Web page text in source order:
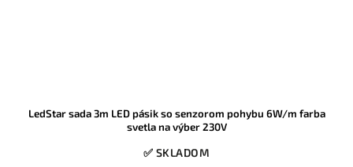
LedStar sada 3m LED pásik so senzorom pohybu 6W/m farba
svetla na výber 230V
✅ SKLADOM